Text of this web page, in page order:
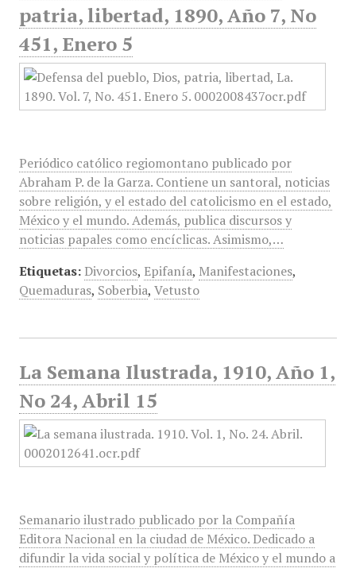
patria, libertad, 1890, Año 7, No
451, Enero 5
Periódico católico regiomontano publicado por
Abraham P. de la Garza. Contiene un santoral, noticias
sobre religión, y el estado del catolicismo en el estado,
México y el mundo. Además, publica discursos y
noticias papales como encíclicas. Asimismo,…
Etiquetas: Divorcios, Epifanía, Manifestaciones,
Quemaduras, Soberbia, Vetusto
La Semana Ilustrada, 1910, Año 1,
No 24, Abril 15
Semanario ilustrado publicado por la Compañía
Editora Nacional en la ciudad de México. Dedicado a
difundir la vida social y política de México y el mundo a